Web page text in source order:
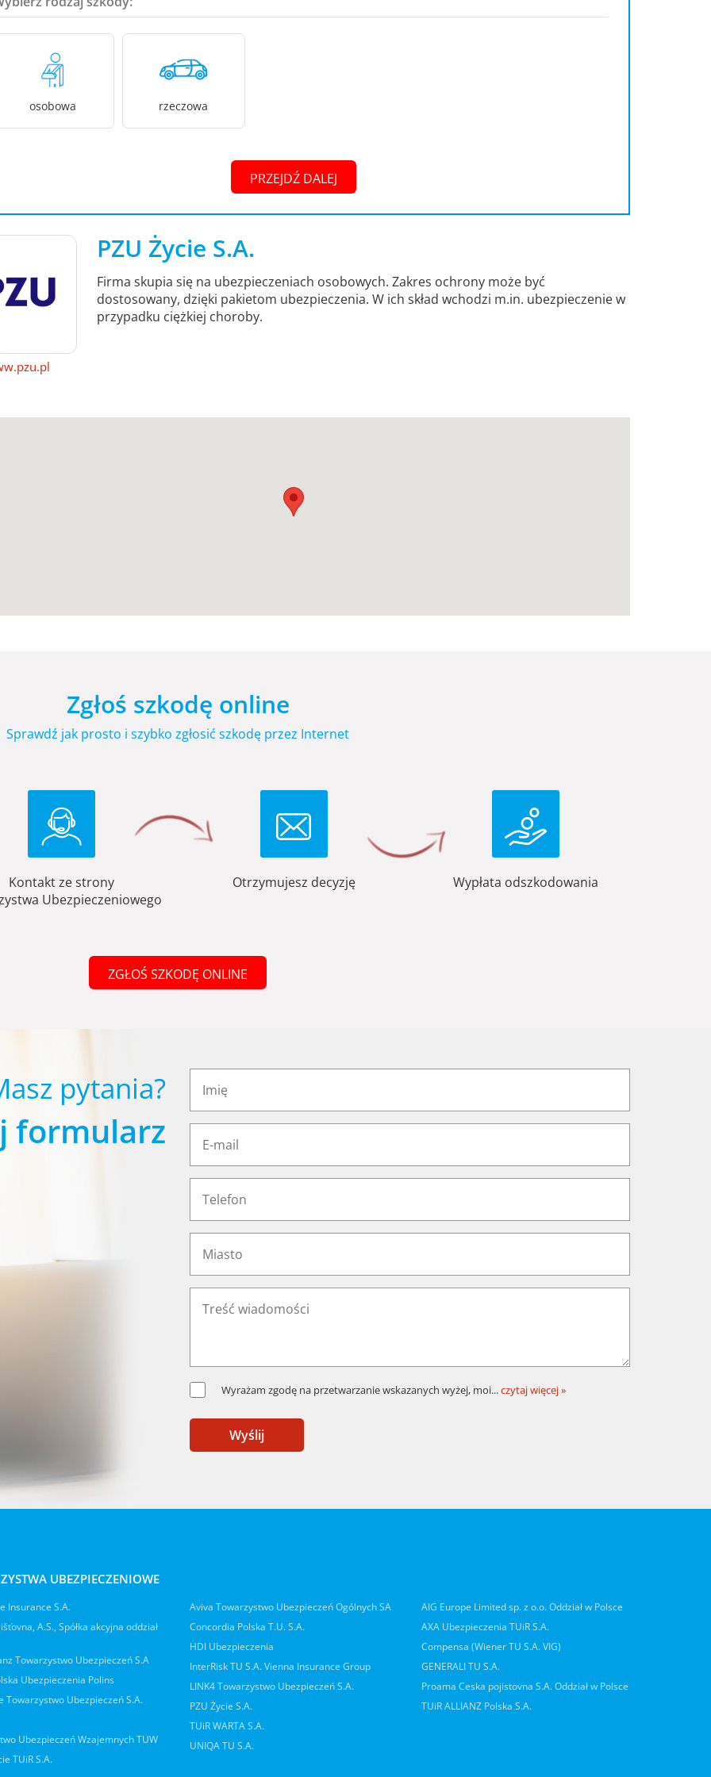
osobowa rzeczowa
PRZEJDŹ DALEJ
PZU Życie S.A.
Firma skupia się na ubezpieczeniach osobowych. Zakres ochrony może być
dostosowany, dzięki pakietom ubezpieczenia. W ich skład wchodzi m.in. ubezpieczenie w
przypadku ciężkiej choroby.
Zgłoś szkodę online
Sprawdź jak prosto i szybko zgłosić szkodę przez Internet
Kontakt ze strony
Ubezpieczeniowego
Otrzymujesz decyzję Wypłata odszkodowania
ZGŁOŚ SZKODĘ ONLINE
pytania?
formularz
Wyrażam zgodę na przetwarzanie wskazanych wyżej, moi...czytaj więcej »
Wyślij
UBEZPIECZENIOWE
Insurance S.A.
A.S., Spółka akcyjna oddział
Towarzystwo Ubezpieczeń S.A
Ubezpieczenia Polins
Towarzystwo Ubezpieczeń S.A.
Ubezpieczeń Wzajemnych TUW
TUiR S.A.
Aviva Towarzystwo Ubezpieczeń Ogólnych SA
Concordia Polska T.U. S.A.
HDI Ubezpieczenia
InterRisk TU S.A. Vienna Insurance Group
LINK4 Towarzystwo Ubezpieczeń S.A.
PZU Życie S.A.
TUiR WARTA S.A.
UNIQA TU S.A.
AIG Europe Limited sp. z o.o. Oddział w Polsce
AXA Ubezpieczenia TUiR S.A.
Compensa (Wiener TU S.A. VIG)
GENERALI TU S.A.
Proama Ceska pojistovna S.A. Oddział w Polsce
TUiR ALLIANZ Polska S.A.